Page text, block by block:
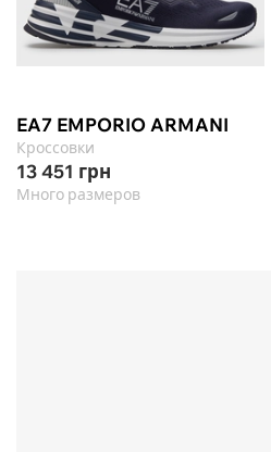
EA7 EMPORIO ARMANI
Кроссовки
13 451 грн
Много размеров